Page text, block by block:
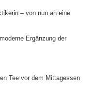
– von nun an eine
Ergänzung der
Tee vor dem Mittagessen